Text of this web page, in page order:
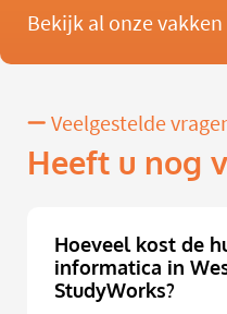
Bekijk al onze vakken
Veelgestelde
Heeft u nog
Hoeveel kost de
informatica in
StudyWorks?